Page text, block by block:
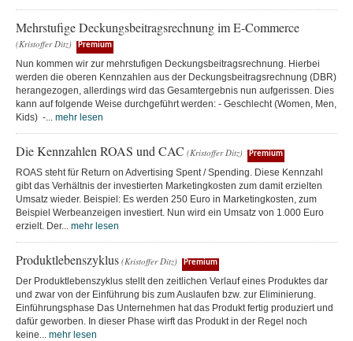
Mehrstufige Deckungsbeitragsrechnung im E-Commerce
(Kristoffer Ditz) Premium
Nun kommen wir zur mehrstufigen Deckungsbeitragsrechnung. Hierbei
werden die oberen Kennzahlen aus der Deckungsbeitragsrechnung (DBR)
herangezogen, allerdings wird das Gesamtergebnis nun aufgerissen. Dies
kann auf folgende Weise durchgeführt werden: - Geschlecht (Women, Men,
Kids) -... mehr lesen
Die Kennzahlen ROAS und CAC (Kristoffer Ditz) Premium
ROAS steht für Return on Advertising Spent / Spending. Diese Kennzahl
gibt das Verhältnis der investierten Marketingkosten zum damit erzielten
Umsatz wieder. Beispiel: Es werden 250 Euro in Marketingkosten, zum
Beispiel Werbeanzeigen investiert. Nun wird ein Umsatz von 1.000 Euro
erzielt. Der... mehr lesen
Produktlebenszyklus (Kristoffer Ditz) Premium
Der Produktlebenszyklus stellt den zeitlichen Verlauf eines Produktes dar
und zwar von der Einführung bis zum Auslaufen bzw. zur Eliminierung.
Einführungsphase Das Unternehmen hat das Produkt fertig produziert und
dafür geworben. In dieser Phase wirft das Produkt in der Regel noch
keine... mehr lesen